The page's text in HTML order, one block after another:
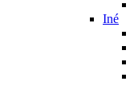
Iné